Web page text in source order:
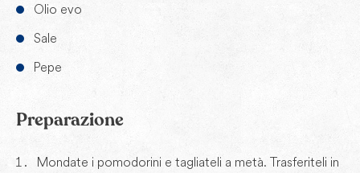
Olio evo
Sale
Pepe
Preparazione
Mondate i pomodorini e tagliateli a metà. Trasferiteli in